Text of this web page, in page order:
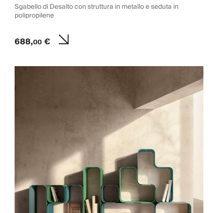
Sgabello di Desalto con struttura in metallo e seduta in
polipropilene
688,00€